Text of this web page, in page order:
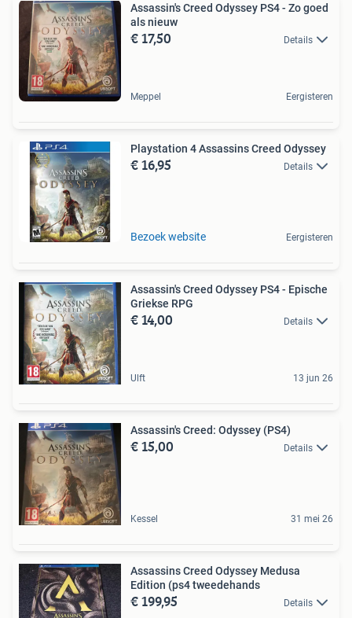
Assassin's Creed Odyssey PS4 - Zo goed
als nieuw
€ 17,50 Details
Meppel Eergisteren
Playstation 4 Assassins Creed Odyssey
€ 16,95 Details
Bezoek website Eergisteren
Assassin's Creed Odyssey PS4 - Epische
Griekse RPG
€ 14,00 Details
Ulft 13 jun 26
Assassin's Creed: Odyssey (PS4)
€ 15,00 Details
Kessel 31 mei 26
Assassins Creed Odyssey Medusa
Edition (ps4 tweedehands
€ 199,95 Details